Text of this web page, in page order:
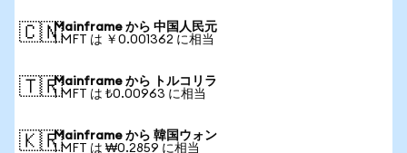
🇨🇳Mainframe から 中国人民元
1 MFT は ￥0.001362 に相当
🇹🇷Mainframe から トルコリラ
1 MFT は ₺0.00963 に相当
🇰🇷Mainframe から 韓国ウォン
1 MFT は ₩0.2859 に相当